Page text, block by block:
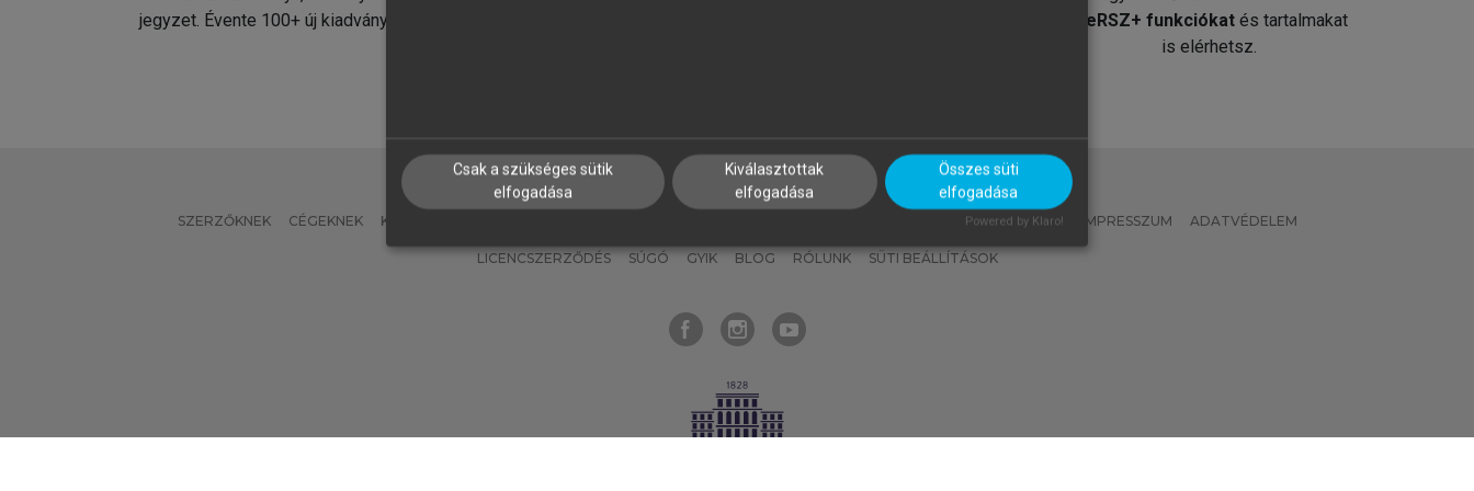
jegyzet. Évente 100+ új kiadvány.
MeRSZ+ funkciókat és tartalmakat
is elérhetsz.
SZERZŐKNEK CÉGEKNEK KÖNYVTÁROSOKNAK MI – ÁLTALÁNOS IRÁNYELVEK IMPRESSZUM ADATVÉDELEM
LICENCSZERZŐDÉS SÚGÓ GYIK BLOG RÓLUNK SÜTI BEÁLLÍTÁSOK
Csak a szükséges sütik
elfogadása
Kiválasztottak
elfogadása
Összes süti
elfogadása
Powered by Klaro!